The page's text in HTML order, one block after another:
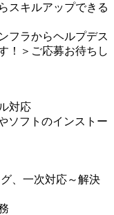
スキルアップできる
フラからヘルプデス
！＞ご応募お待ちし
対応
ソフトのインストー
、一次対応～解決